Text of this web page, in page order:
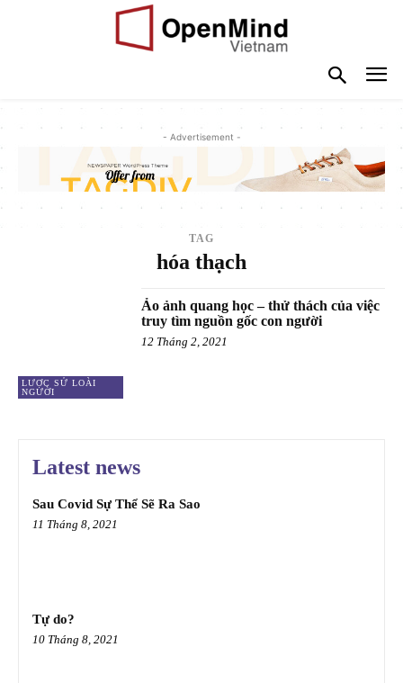
- Advertisement -
TAG
hóa thạch
LƯỢC SỬ LOÀI
NGƯỜI
Ảo ảnh quang học – thử thách của việc
truy tìm nguồn gốc con người
12 Tháng 2, 2021
Latest news
Sau Covid Sự Thể Sẽ Ra Sao
11 Tháng 8, 2021
Tự do?
10 Tháng 8, 2021